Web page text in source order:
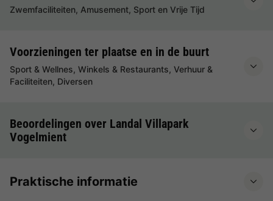
Zwemfaciliteiten, Amusement, Sport en Vrije Tijd
Voorzieningen ter plaatse en in de buurt
Sport & Wellnes, Winkels & Restaurants, Verhuur &
Faciliteiten, Diversen
Beoordelingen over Landal Villapark
Vogelmient
Praktische informatie